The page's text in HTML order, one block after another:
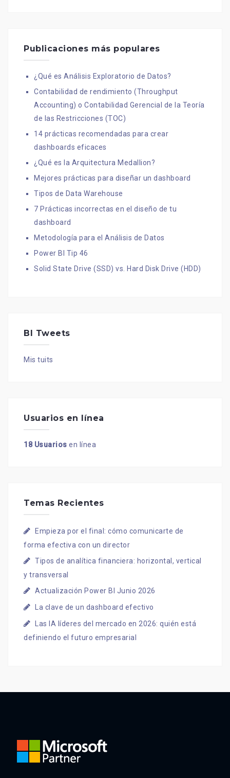
Publicaciones más populares
¿Qué es Análisis Exploratorio de Datos?
Contabilidad de rendimiento (Throughput
Accounting) o Contabilidad Gerencial de la Teoría
de las Restricciones (TOC)
14 prácticas recomendadas para crear
dashboards eficaces
¿Qué es la Arquitectura Medallion?
Mejores prácticas para diseñar un dashboard
Tipos de Data Warehouse
7 Prácticas incorrectas en el diseño de tu
dashboard
Metodología para el Análisis de Datos
Power BI Tip 46
Solid State Drive (SSD) vs. Hard Disk Drive (HDD)
BI Tweets
Mis tuits
Usuarios en línea
18 Usuarios en línea
Temas Recientes
Empieza por el final: cómo comunicarte de
forma efectiva con un director
Tipos de analítica financiera: horizontal, vertical
y transversal
Actualización Power BI Junio 2026
La clave de un dashboard efectivo
Las IA líderes del mercado en 2026: quién está
definiendo el futuro empresarial